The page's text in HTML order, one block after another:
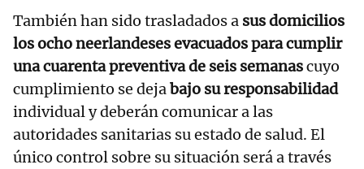
También han sido trasladados a sus domicilios
los ocho neerlandeses evacuados para cumplir
una cuarenta preventiva de seis semanascuyo
cumplimiento se dejabajo su responsabilidad
individual y deberán comunicar a las
autoridades sanitarias su estado de salud. El
único control sobre su situación será a través